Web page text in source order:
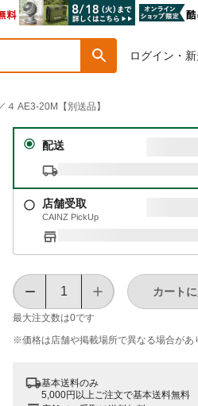
ログイン・
AE3-20M【別送品】
配送
店舗受取
CAINZ PickUp
最大注文数は0です
カート
※価格は​店舗や​掲載場所で​異なる​場合が​あ
基本送料のみ
5,000円以上ご注文で基本送料無料